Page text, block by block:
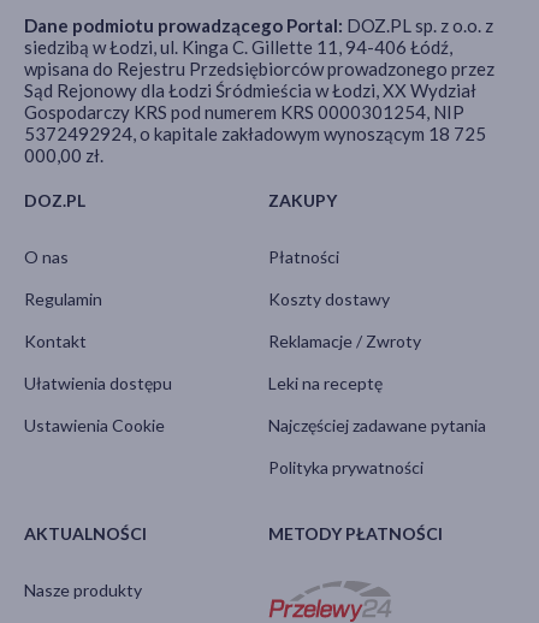
DOZ.PL
O nas
Regulamin
Kontakt
Ułatwienia dostępu
Ustawienia Cookie
ZAKUPY
Płatności
Koszty dostawy
Reklamacje / Zwroty
Leki na receptę
Najczęściej zadawane pytania
Polityka prywatności
AKTUALNOŚCI
Nasze produkty
METODY PŁATNOŚCI
Dane podmiotu prowadzącego Portal: DOZ.PL sp. z o.o. z
siedzibą w Łodzi, ul. Kinga C. Gillette 11, 94-406 Łódź,
wpisana do Rejestru Przedsiębiorców prowadzonego przez
Sąd Rejonowy dla Łodzi Śródmieścia w Łodzi, XX Wydział
Gospodarczy KRS pod numerem KRS 0000301254, NIP
5372492924, o kapitale zakładowym wynoszącym 18 725
000,00 zł.